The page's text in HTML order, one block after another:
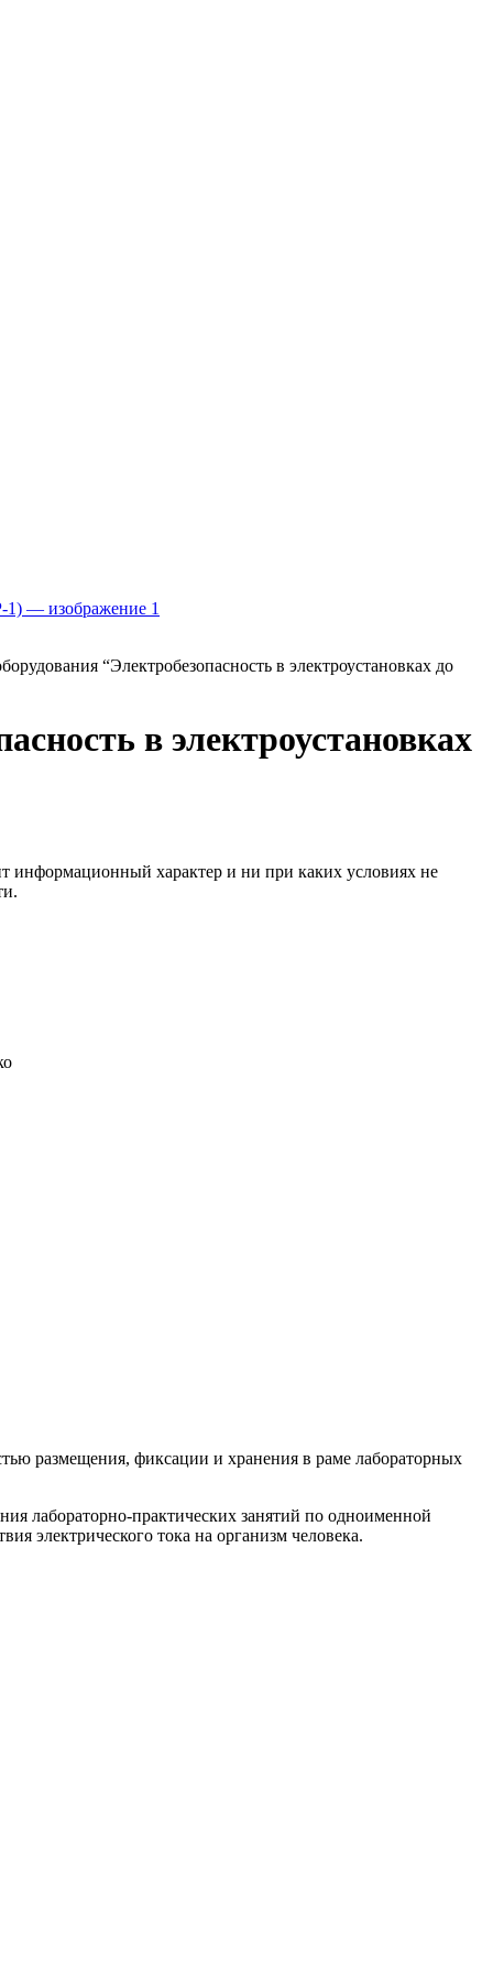
“Электробезопасность в электроустановках до
в электроустановках
информационный характер и ни при каких условиях не
размещения, фиксации и хранения в раме лабораторных
лабораторно-практических занятий по одноименной
электрического тока на организм человека.